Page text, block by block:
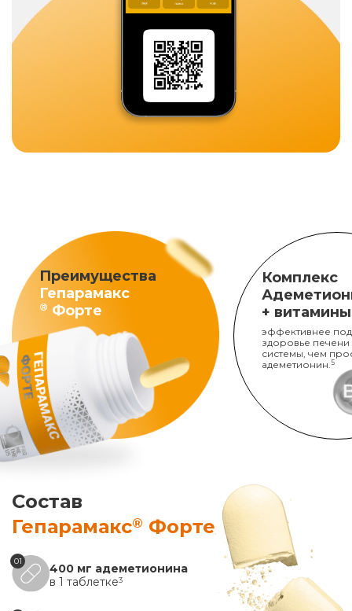
Преимущества
Гепарамакс
® Форте
Комплекс
+
эффективнее
здоровье печени
системы, чем
адеметионин. 5
Состав
Гепарамакс® Форте
01
400 мг адеметионина
в 1 таблетке3